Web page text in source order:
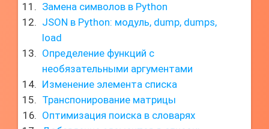
Замена символов в Python
JSON в Python: модуль, dump, dumps,
load
Определение функций с
необязательными аргументами
Изменение элемента списка
Транспонирование матрицы
Оптимизация поиска в словарях